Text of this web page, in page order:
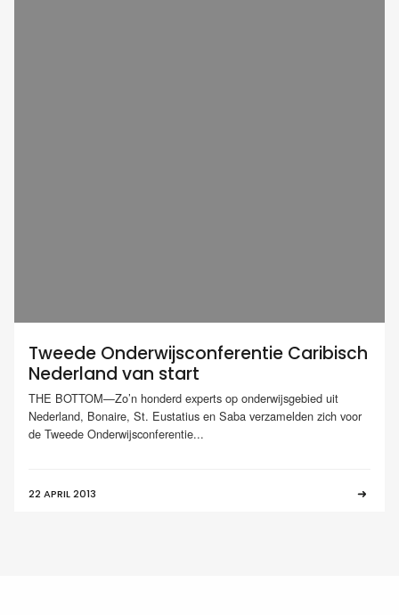
Tweede Onderwijsconferentie Caribisch
Nederland van start
THE BOTTOM—Zo’n honderd experts op onderwijsgebied uit
Nederland, Bonaire, St. Eustatius en Saba verzamelden zich voor
de Tweede Onderwijsconferentie...
22 APRIL 2013